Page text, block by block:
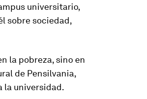
universitario,
sobre sociedad,
la pobreza, sino en
de Pensilvania,
la universidad.